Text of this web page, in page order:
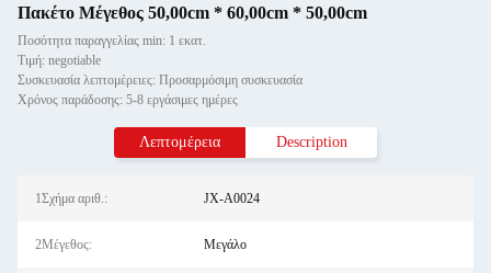
Πακέτο Μέγεθος 50,00cm * 60,00cm * 50,00cm
Ποσότητα παραγγελίας min: 1 εκατ.
Τιμή: negotiable
Συσκευασία λεπτομέρειες: Προσαρμόσιμη συσκευασία
Χρόνος παράδοσης: 5-8 εργάσιμες ημέρες
Λεπτομέρεια Description
1Σχήμα αριθ.: JX-A0024
2Μέγεθος: Μεγάλο